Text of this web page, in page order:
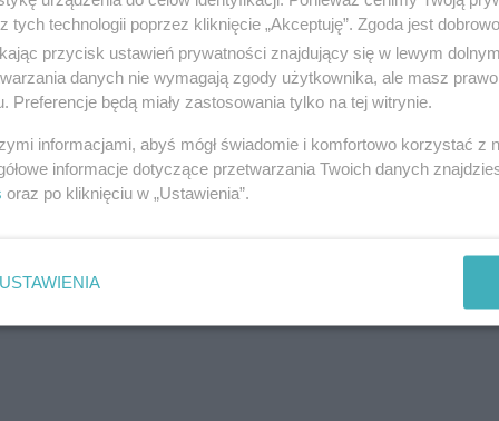
na którym odbywał się mecz Niemcy-Anglia, który
wyborów, odpowiedzialności za podejmowane-
i uniwersalny.
tych technologii poprzez kliknięcie „Akceptuję”. Zgoda jest
przycisk ustawień prywatności znajdujący się w lewym
danych nie wymagają zgody użytkownika, ale masz
Preferencje będą miały zastosowania tylko na tej witrynie.
informacjami, abyś mógł świadomie i komfortowo korzystać z
informacje dotyczące przetwarzania Twoich danych
oraz po kliknięciu w „Ustawienia”.
USTAWIENIA